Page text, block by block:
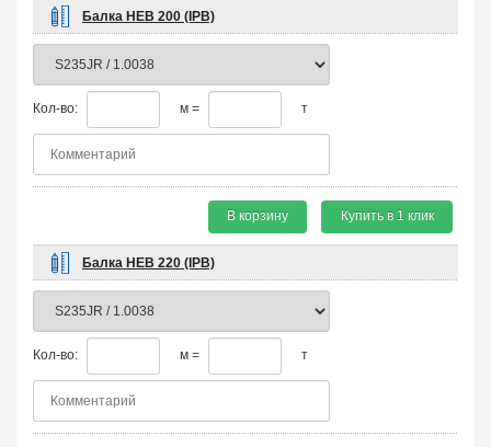
Балка HEB 200 (IPB)
Кол-во: м = т
В корзину Купить в 1 клик
Балка HEB 220 (IPB)
Кол-во: м = т